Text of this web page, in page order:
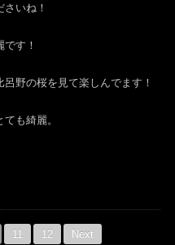
いね！
す！
野の桜を見て楽しんでます！
も綺麗。
11 12 Next